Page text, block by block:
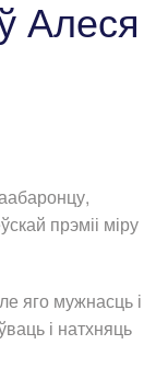
Алеся
прэміі міру
яго мужнасць і
і натхняць